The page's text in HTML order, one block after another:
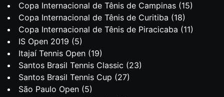
Copa Internacional de Tênis de Campinas (15)
Copa Internacional de Tênis de Curitiba (18)
Copa Internacional de Tênis de Piracicaba (11)
IS Open 2019 (5)
Itajaí Tennis Open (19)
Santos Brasil Tennis Classic (23)
Santos Brasil Tennis Cup (27)
São Paulo Open (5)